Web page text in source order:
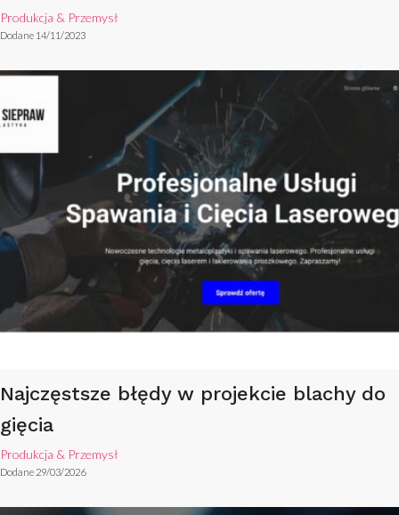
Produkcja & Przemysł
Dodane 14/11/2023
Najczęstsze błędy w projekcie blachy do
gięcia
Produkcja & Przemysł
Dodane 29/03/2026